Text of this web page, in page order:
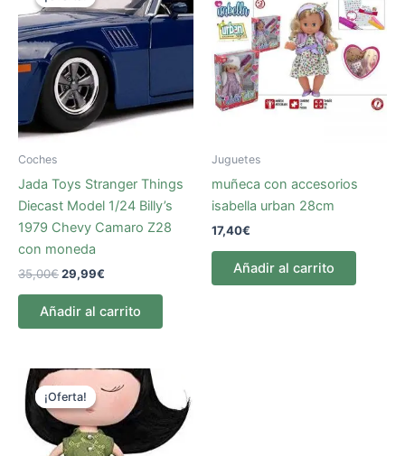
Coches
Jada Toys Stranger Things
Diecast Model 1/24 Billy’s
1979 Chevy Camaro Z28
con moneda
35,00€
original
era:
35,00€.
29,99€
actual
es:
29,99€.
Añadir al carrito
Juguetes
muñeca con accesorios
isabella urban 28cm
17,40€
Añadir al carrito
¡Oferta!
¡Oferta!
El
precio
original
era:
39,90€.
El
precio
actual
es:
31,40€.